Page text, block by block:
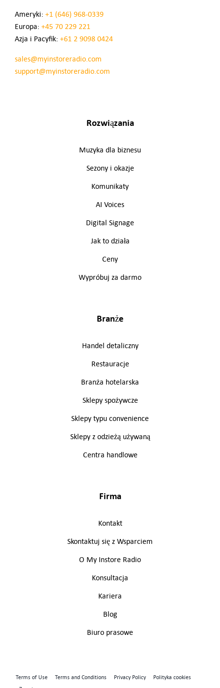
Ameryki: +1 (646) 968-0339
Europa: +45 70 229 221
Azja i Pacyfik: +61 2 9098 0424
sales@myinstoreradio.com
support@myinstoreradio.com
Rozwiązania
Muzyka dla biznesu
Sezony i okazje
Komunikaty
AI Voices
Digital Signage
Jak to działa
Ceny
Wypróbuj za darmo
Branże
Handel detaliczny
Restauracje
Branża hotelarska
Sklepy spożywcze
Sklepy typu convenience
Sklepy z odzieżą używaną
Centra handlowe
Firma
Kontakt
Skontaktuj się z Wsparciem
O My Instore Radio
Konsultacja
Kariera
Blog
Biuro prasowe
Terms of Use Terms and Conditions Privacy Policy
Polityka cookies